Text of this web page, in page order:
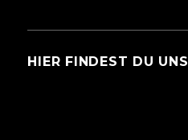
HIER FINDEST DU UNS